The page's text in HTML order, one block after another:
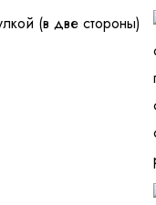
персональных